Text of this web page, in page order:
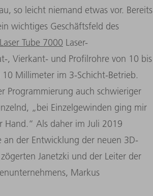
so leicht niemand etwas vor. Bereits
wichtiges Geschäftsfeld des
Tube 7000 Laser-
, Vierkant- und Profilrohre von 10 bis
Millimeter im 3-Schicht-Betrieb.
Programmierung auch schwieriger
„bei Einzelgewinden ging mir
Hand.“ Als daher im Juli 2019
an der Entwicklung der neuen 3D-
Janetzki und der Leiter der
Markus